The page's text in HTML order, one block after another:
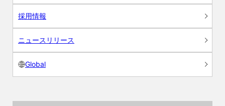
採用情報
ニュースリリース
Global